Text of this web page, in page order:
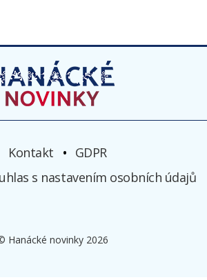
Kontakt
GDPR
s nastavením osobních údajů
Hanácké novinky 2026